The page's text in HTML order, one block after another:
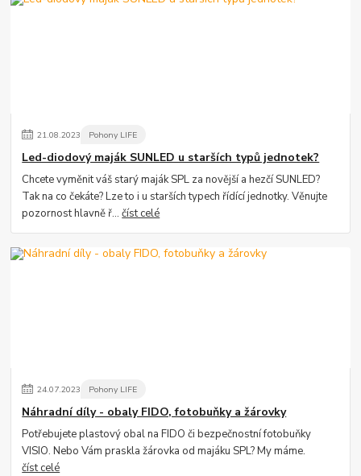
21.08.2023 Pohony LIFE
Led-diodový maják SUNLED u starších typů jednotek?
Chcete vyměnit váš starý maják SPL za novější a hezčí SUNLED?
Tak na co čekáte? Lze to i u starších typech řídící jednotky. Věnujte
pozornost hlavně ř...číst celé
24.07.2023 Pohony LIFE
Náhradní díly - obaly FIDO, fotobuňky a žárovky
Potřebujete plastový obal na FIDO či bezpečnostní fotobuňky
VISIO. Nebo Vám praskla žárovka od majáku SPL? My máme.
číst celé